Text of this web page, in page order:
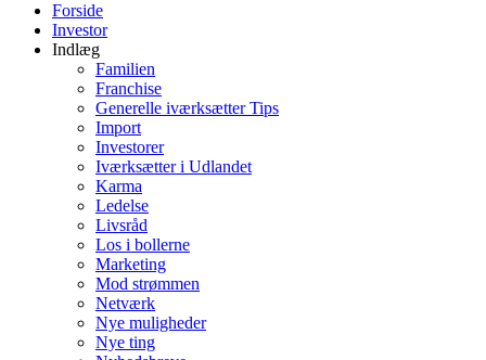
Forside
Investor
Indlæg
Familien
Franchise
Generelle iværksætter Tips
Import
Investorer
Iværksætter i Udlandet
Karma
Ledelse
Livsråd
Los i bollerne
Marketing
Mod strømmen
Netværk
Nye muligheder
Nye ting